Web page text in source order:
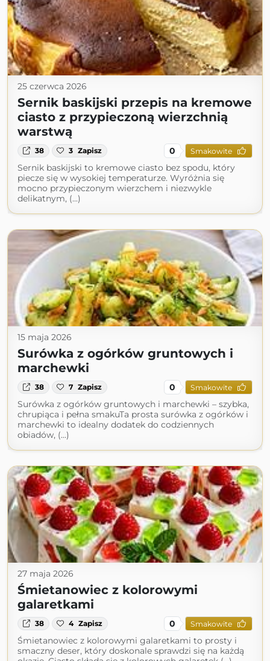
25 czerwca 2026
Sernik baskijski przepis na kremowe
ciasto z przypieczoną wierzchnią
warstwą
38 3 Zapisz 0 Smakowite
Sernik baskijski to kremowe ciasto bez spodu, który
piecze się w wysokiej temperaturze. Wyróżnia się
mocno przypieczonym wierzchem i niezwykle
delikatnym, (...)
15 maja 2026
Surówka z ogórków gruntowych i
marchewki
38 7 Zapisz 0 Smakowite
Surówka z ogórków gruntowych i marchewki – szybka,
chrupiąca i pełna smakuTa prosta surówka z ogórków i
marchewki to idealny dodatek do codziennych
obiadów, (...)
27 maja 2026
Śmietanowiec z kolorowymi
galaretkami
38 4 Zapisz 0 Smakowite
Śmietanowiec z kolorowymi galaretkami to prosty i
smaczny deser, który doskonale sprawdzi się na każdą